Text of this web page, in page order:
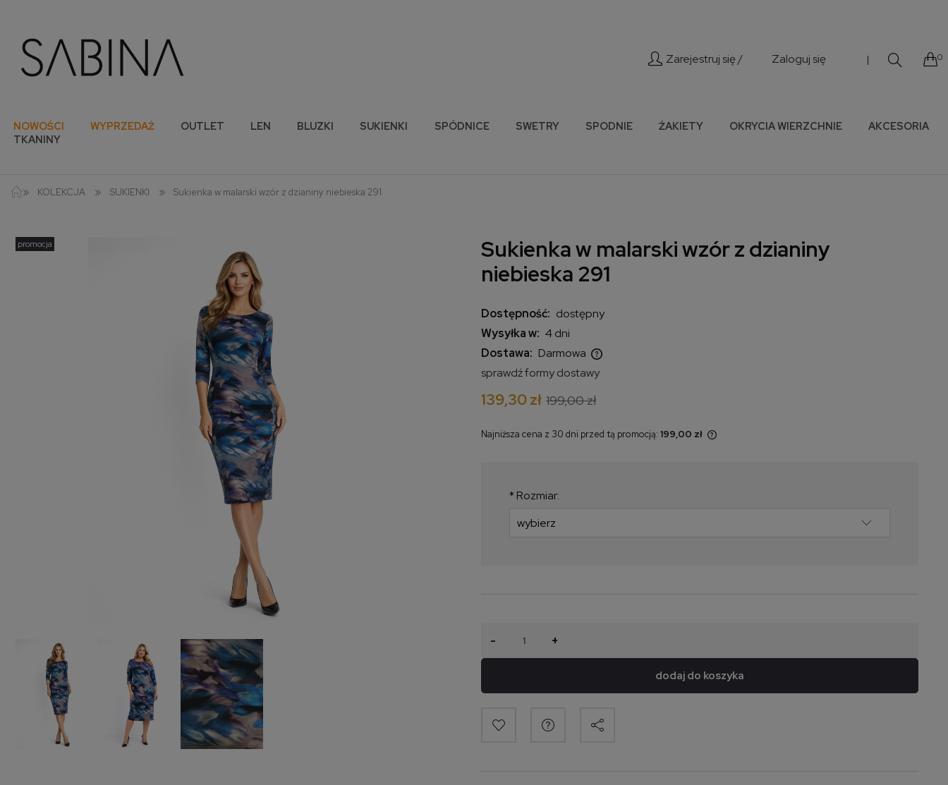
Zarejestruj się / Zaloguj się | 0
NOWOŚCI WYPRZEDAŻ OUTLET LEN BLUZKI SUKIENKI SPÓDNICE SWETRY SPODNIE ŻAKIETY OKRYCIA WIERZCHNIE
AKCESORIA
TKANINY
» KOLEKCJA » SUKIENKI » Sukienka w malarski wzór z dzianiny niebieska 291
promocja
Sukienka w malarski wzór z dzianiny
niebieska 291
Dostępność: dostępny
Wysyłka w: 4 dni
Dostawa: Darmowa
kosztów płatności
sprawdź formy dostawy
139,30 zł 199,00 zł
Najniższa cena z 30 dni przed tą promocją: 199,00 zł
najniższa cena od momentu, kiedy
* Rozmiar:
- +
dodaj do koszyka